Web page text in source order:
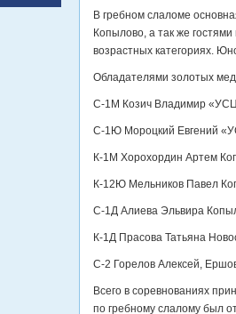
В гребном слаломе
Копылово, а так же
возрастных категориях.
Обладателями золотых
С-1М Козич Владимир
С-1Ю Мороцкий Евгений
К-1М Хорохордин Артем
К-12Ю Мельников Павел
С-1Д Алиева Эльвира
К-1Д Прасова Татьяна
С-2 Горелов Алексей,
Всего в соревнованиях
по гребному слалому был